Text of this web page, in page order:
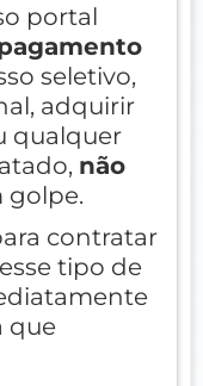
portal
seletivo,
adquirir
qualquer
não
golpe.
contratar
tipo de
que